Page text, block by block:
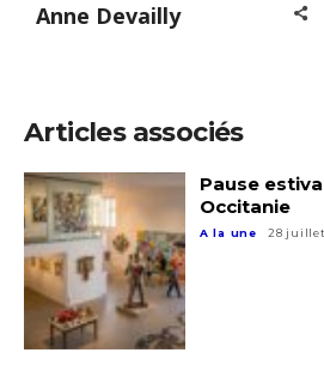
Anne Devailly
Articles associés
Pause
Occitanie
A la une 28